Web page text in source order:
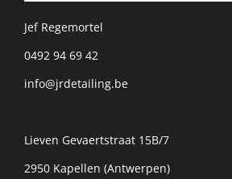
Jef Regemortel
0492 94 69 42
info@jrdetailing.be
Lieven Gevaertstraat 15B/7
2950 Kapellen (Antwerpen)